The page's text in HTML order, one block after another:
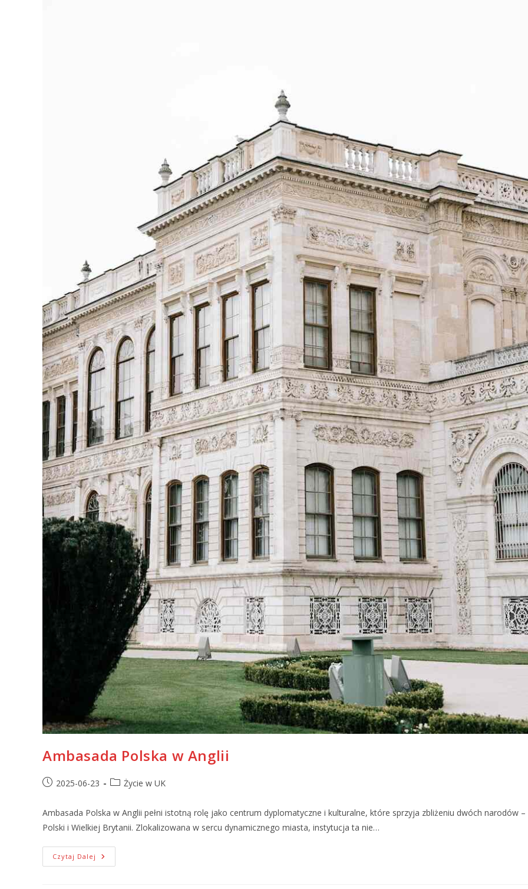
Ambasada Polska w Anglii
2025-06-23 Życie w UK
Ambasada Polska w Anglii pełni istotną rolę jako centrum dyplomatyczne i kulturalne, które sprzyja zbliżeniu dwóch narodów –
Polski i Wielkiej Brytanii. Zlokalizowana w sercu dynamicznego miasta, instytucja ta nie…
Czytaj Dalej